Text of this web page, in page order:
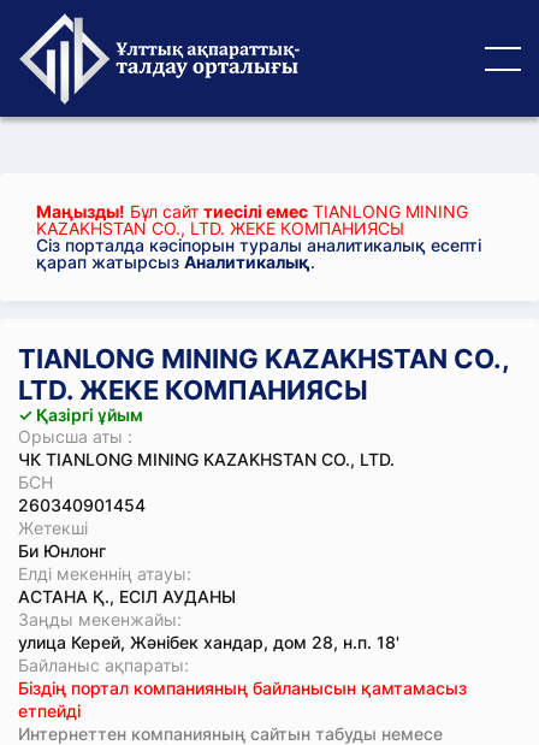
Маңызды! Бұл сайт тиесілі емес TIANLONG MINING
KAZAKHSTAN CO., LTD. ЖЕКЕ КОМПАНИЯСЫ
Сіз порталда кәсіпорын туралы аналитикалық есепті
қарап жатырсыз Аналитикалық.
TIANLONG MINING KAZAKHSTAN CO.,
LTD. ЖЕКЕ КОМПАНИЯСЫ
✓ Қазіргі ұйым
Орысша аты :
ЧК TIANLONG MINING KAZAKHSTAN CO., LTD.
БСН
260340901454
Жетекші
Би Юнлонг
Елді мекеннің атауы:
АСТАНА Қ., ЕСІЛ АУДАНЫ
Заңды мекенжайы:
улица Керей, Жәнібек хандар, дом 28, н.п. 18'
Байланыс ақпараты:
Біздің портал компанияның байланысын қамтамасыз
етпейді
Интернеттен компанияның сайтын табуды немесе